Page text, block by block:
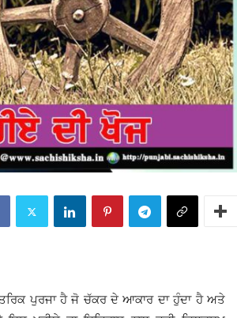
ਪੁਰਜਾ ਹੈ ਜੋ ਚੱਕਰ ਦੇ ਆਕਾਰ ਦਾ ਹੁੰਦਾ ਹੈ ਅਤੇ